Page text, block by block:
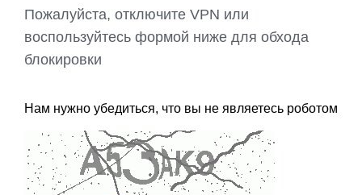
Пожалуйста, отключите VPN или
воспользуйтесь формой ниже для обхода
блокировки
Нам нужно убедиться, что вы не являетесь роботом